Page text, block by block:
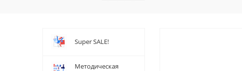
Super SALE!
Методическая